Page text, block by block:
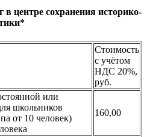
в центре сохранения историко-
Стоимость
с учётом
НДС 20%,
руб.
или
школьников
от 10 человек)
160,00